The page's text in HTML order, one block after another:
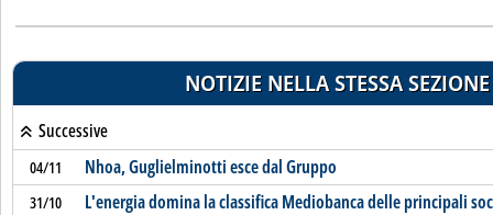
NOTIZIE NELLA STESSA SEZIONE
Successive
04/11 Nhoa, Guglielminotti esce dal Gruppo
31/10 L'energia domina la classifica Mediobanca delle principali